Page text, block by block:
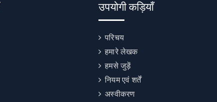
उपयोगी कड़ियाँ
परिचय
हमारे लेखक
हमसे जुड़ें
नियम एवं शर्तें
अस्वीकरण